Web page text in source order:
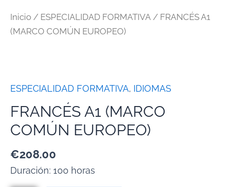
Inicio / ESPECIALIDAD FORMATIVA / FRANCÉS A1
(MARCO COMÚN EUROPEO)
ESPECIALIDAD FORMATIVA, IDIOMAS
FRANCÉS A1 (MARCO
COMÚN EUROPEO)
€208.00
Duración: 100 horas